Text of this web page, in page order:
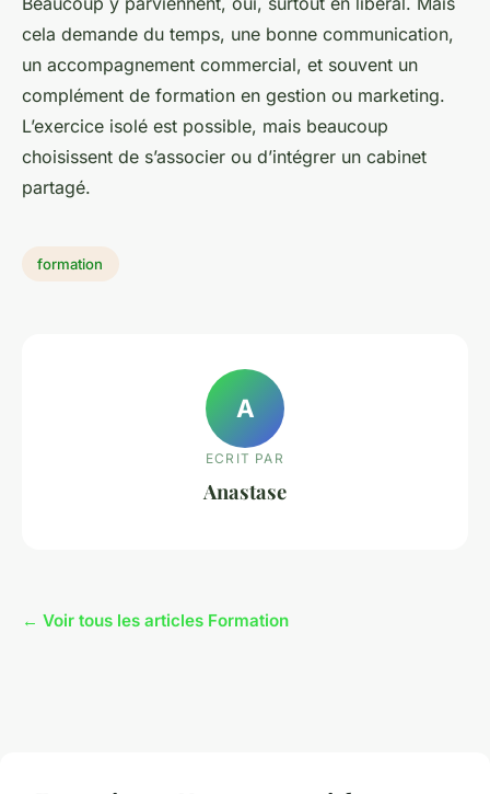
cela demande du temps, une bonne communication,
un accompagnement commercial, et souvent un
complément de formation en gestion ou marketing.
L’exercice isolé est possible, mais beaucoup
choisissent de s’associer ou d’intégrer un cabinet
partagé.
formation
A
ECRIT PAR
Anastase
← Voir tous les articles Formation